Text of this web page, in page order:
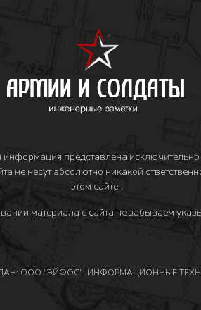
представлена исключительно
не несут абсолютно никакой
этом сайте.
материала с сайта не забываем
ООО "ЭЙФОС". ИНФОРМАЦИОННЫЕ